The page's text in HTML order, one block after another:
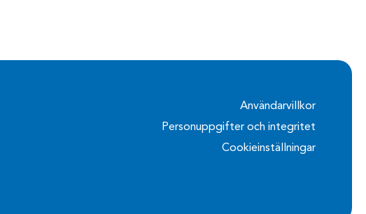
Användarvillkor
Personuppgifter och integritet
Cookieinställningar